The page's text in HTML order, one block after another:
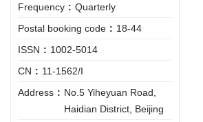
Frequency : Quarterly
Postal booking code : 18-44
ISSN : 1002-5014
CN : 11-1562/I
Address : No.5 Yiheyuan Road,
Haidian District, Beijing